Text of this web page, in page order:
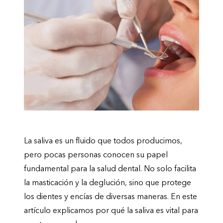
La saliva es un fluido que todos producimos,
pero pocas personas conocen su papel
fundamental para la salud dental. No solo facilita
la masticación y la deglución, sino que protege
los dientes y encías de diversas maneras. En este
artículo explicamos por qué la saliva es vital para